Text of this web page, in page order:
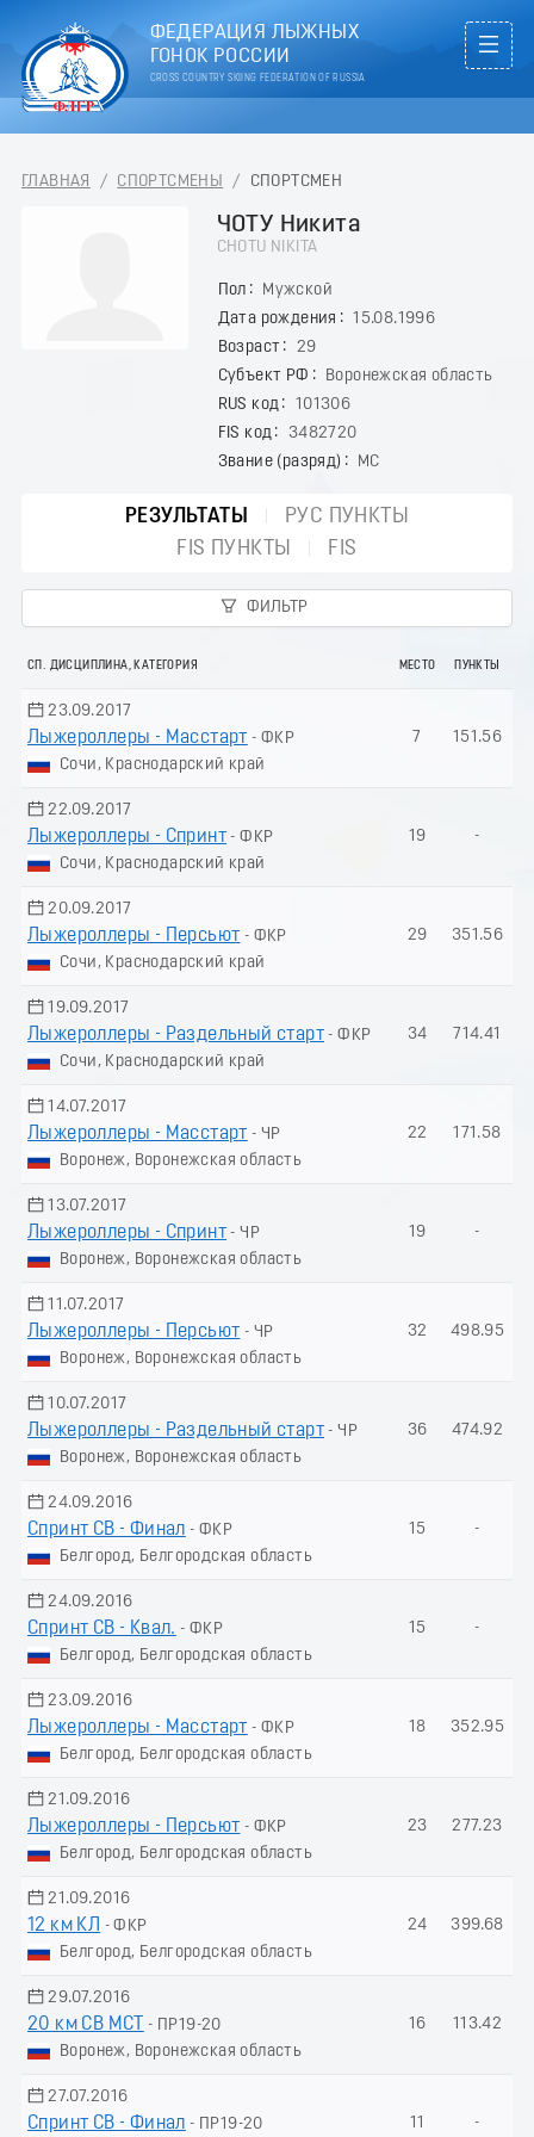
ФЕДЕРАЦИЯ ЛЫЖНЫХ
ГОНОК РОССИИ
CROSS COUNTRY SKIING FEDERATION OF RUSSIA
ГЛАВНАЯ / СПОРТСМЕНЫ / СПОРТСМЕН
ЧОТУ Никита
CHOTU NIKITA
Пол
Мужской
Дата рождения
15.08.1996
Возраст
29
Субъект РФ
Воронежская область
RUS код
101306
FIS код
3482720
Звание (разряд)
МС
РЕЗУЛЬТАТЫ
РУС ПУНКТЫ
FIS ПУНКТЫ
FIS
ФИЛЬТР
СП. ДИСЦИПЛИНА, КАТЕГОРИЯ МЕСТО ПУНКТЫ
23.09.2017
Лыжероллеры - Масстарт - ФКР
Сочи, Краснодарский край
7 151.56
22.09.2017
Лыжероллеры - Спринт - ФКР
Сочи, Краснодарский край
19 -
20.09.2017
Лыжероллеры - Пеpсьют - ФКР
Сочи, Краснодарский край
29 351.56
19.09.2017
Лыжероллеры - Раздельный старт - ФКР
Сочи, Краснодарский край
34 714.41
14.07.2017
Лыжероллеры - Масстарт - ЧР
Воронеж, Воронежская область
22 171.58
13.07.2017
Лыжероллеры - Спринт - ЧР
Воронеж, Воронежская область
19 -
11.07.2017
Лыжероллеры - Пеpсьют - ЧР
Воронеж, Воронежская область
32 498.95
10.07.2017
Лыжероллеры - Раздельный старт - ЧР
Воронеж, Воронежская область
36 474.92
24.09.2016
Спринт СВ - Финал - ФКР
Белгород, Белгородская область
15 -
24.09.2016
Спринт СВ - Квал. - ФКР
Белгород, Белгородская область
15 -
23.09.2016
Лыжероллеры - Масстарт - ФКР
Белгород, Белгородская область
18 352.95
21.09.2016
Лыжероллеры - Пеpсьют - ФКР
Белгород, Белгородская область
23 277.23
21.09.2016
12 км КЛ
- ФКР
Белгород, Белгородская область
24 399.68
29.07.2016
20 км СВ МСТ
- ПР19-20
Воронеж, Воронежская область
16 113.42
27.07.2016
Спринт СВ - Финал - ПР19-20 11 -